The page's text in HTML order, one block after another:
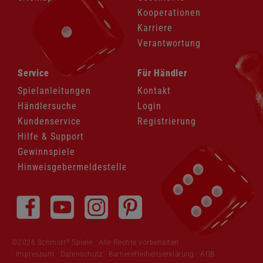
Kooperationen
Karriere
Verantwortung
Navigation
überspringen
Service
Spielanleitungen
Händlersuche
Kundenservice
Hilfe & Support
Gewinnspiele
Hinweisgebermeldestelle
Navigation
überspringen
Für Händler
Kontakt
Login
Registrierung
überspringen
©2026 Schmidt ®
Spiele · Alle Rechte vorbehalten
Impressum · Datenschutz · Barrierefreiheitserklärung ·AGB